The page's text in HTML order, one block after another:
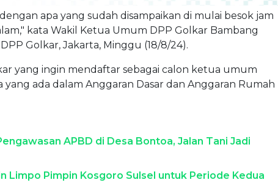
apa yang sudah disampaikan di mulai besok jam
kata Wakil Ketua Umum DPP Golkar Bambang
Golkar, Jakarta, Minggu (18/8/24).
yang ingin mendaftar sebagai calon ketua umum
ada dalam Anggaran Dasar dan Anggaran Rumah
APBD di Desa Bontoa, Jalan Tani Jadi
Limpo Pimpin Kosgoro Sulsel untuk Periode Kedua